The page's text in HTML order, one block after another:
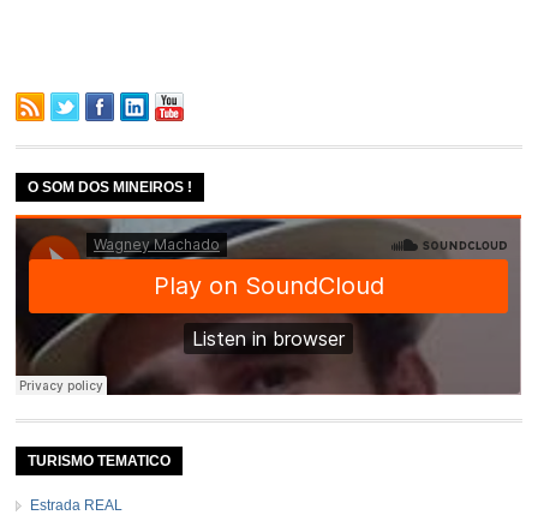
O SOM DOS MINEIROS !
TURISMO TEMATICO
Estrada REAL